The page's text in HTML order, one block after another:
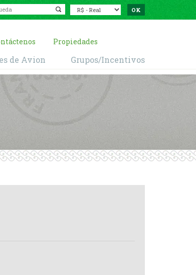
Propiedades
de Avion Grupos/Incentivos